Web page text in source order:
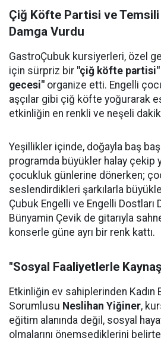
Çiğ Köfte Partisi ve Temsili
Damga Vurdu
GastroÇubuk kursiyerleri, özel
için sürpriz bir "çiğ köfte partisi"
gecesi" organize etti. Engelli
aşçılar gibi çiğ köfte yoğurarak
etkinliğin en renkli ve neşeli
Yeşillikler içinde, doğayla baş
programda büyükler halay çekip
çocukluk günlerine dönerken;
seslendirdikleri şarkılarla
Çubuk Engelli ve Engelli Dostları
Bünyamin Çevik de gitarıyla
konserle güne ayrı bir renk kattı.
"Sosyal Faaliyetlerle
Etkinliğin ev sahiplerinden Kadın
Sorumlusu Neslihan Yiğiner,
eğitim alanında değil, sosyal
olmalarını önemsediklerini